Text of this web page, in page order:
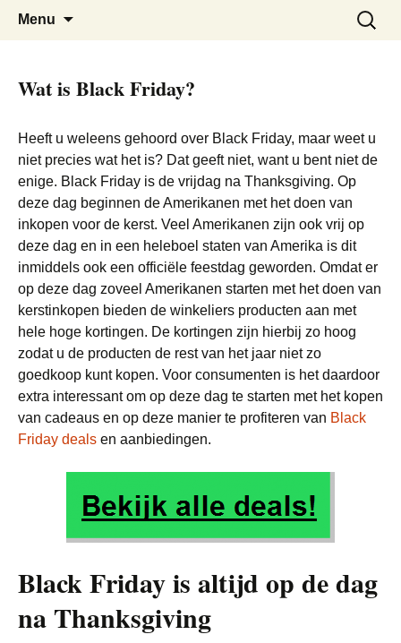
Black Friday Super SALE
De beste kortingen bij elkaar!
Menu
Zoeken
naar:
Wat is Black Friday?
Heeft u weleens gehoord over Black Friday, maar weet u
niet precies wat het is? Dat geeft niet, want u bent niet de
enige. Black Friday is de vrijdag na Thanksgiving. Op
deze dag beginnen de Amerikanen met het doen van
inkopen voor de kerst. Veel Amerikanen zijn ook vrij op
deze dag en in een heleboel staten van Amerika is dit
inmiddels ook een officiële feestdag geworden. Omdat er
op deze dag zoveel Amerikanen starten met het doen van
kerstinkopen bieden de winkeliers producten aan met
hele hoge kortingen. De kortingen zijn hierbij zo hoog
zodat u de producten de rest van het jaar niet zo
goedkoop kunt kopen. Voor consumenten is het daardoor
extra interessant om op deze dag te starten met het kopen
van cadeaus en op deze manier te profiteren van Black
Friday deals en aanbiedingen.
Black Friday is altijd op de dag
na Thanksgiving